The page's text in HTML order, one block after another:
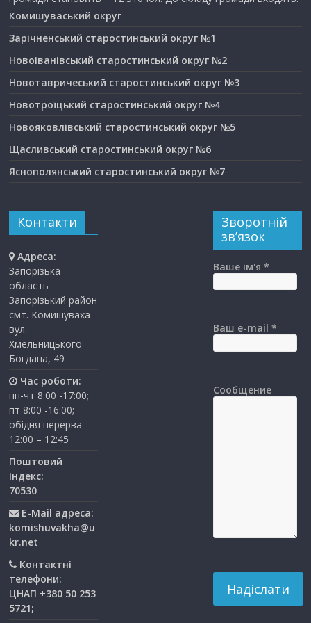
Комишуваський округ
Зарічненський старостинський округ №1
Новоіванівський старостинський округ №2
Новотавричеський старостинський округ №3
Новотроїцький старостинський округ №4
Новояковлівський старостинський округ №5
Щасливський старостинський округ №6
Яснополянський старостинський округ №7
Контакти
Адреса:
Запорізька
область
Запорізький район
смт. Комишуваха
вул.
Хмельницького
Богдана, 49
Час роботи:
пн-чт 8:00 -17:00;
пт 8:00 -16:00;
обідня перерва
12:00 – 12:45
Поштовий
індекс:
70530
E-Mail адреса:
komishuvakha@u
kr.net
Контактні
телефони:
ЦНАП +380 50 253
5721;
Зворотній
зв’язок
Ваше ім'я *
Ваш e-mail *
Сообщение